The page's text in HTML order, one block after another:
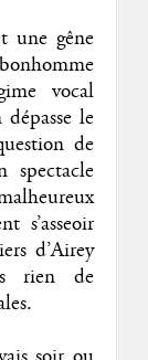
une gêne
vocal
le
de
s’asseoir
d’Airey
rien de